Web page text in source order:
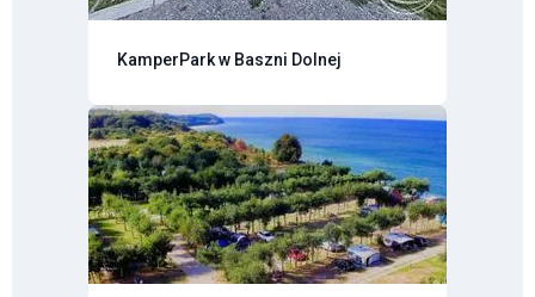
KamperPark w Baszni Dolnej